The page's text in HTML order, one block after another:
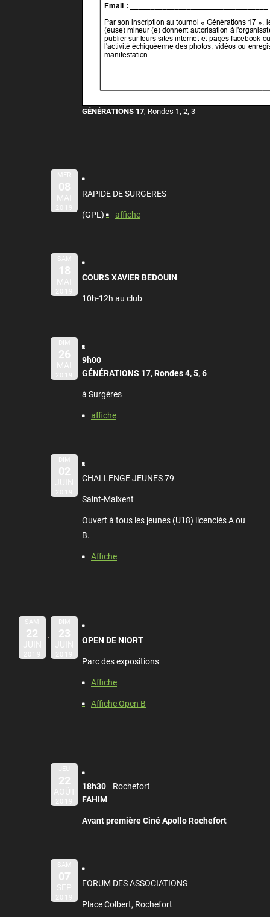
GÉNÉRATIONS 17, Rondes 1, 2, 3
MER
08
MAI
2019
RAPIDE DE SURGERES
(GPL) affiche
SAM
18
MAI
2019
COURS XAVIER BEDOUIN
10h-12h au club
DIM
26
MAI
2019
9h00
GÉNÉRATIONS 17, Rondes 4, 5, 6
à Surgères
affiche
DIM
02
JUIN
2019
CHALLENGE JEUNES 79
Saint-Maixent
Ouvert à tous les jeunes (U18) licenciés A ou
B.
Affiche
SAM
22
JUIN
2019
DIM
23
JUIN
2019
OPEN DE NIORT
Parc des expositions
Affiche
Affiche Open B
JEU
22
AOÛT
2019
18h30
Rochefort
FAHIM
Avant première Ciné Apollo Rochefort
SAM
07
SEP
2019
FORUM DES ASSOCIATIONS
Place Colbert, Rochefort